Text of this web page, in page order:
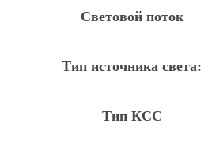
Световой поток
Тип источника света:
Тип КСС